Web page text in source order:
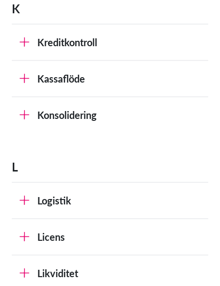
K
Kreditkontroll
Kassaflöde
Konsolidering
L
Logistik
Licens
Likviditet